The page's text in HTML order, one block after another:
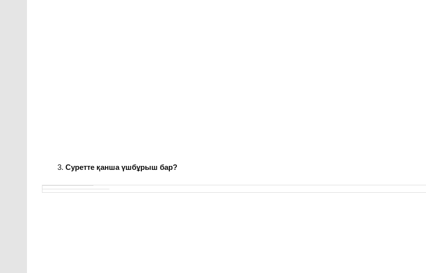
Суретте қанша үшбұрыш бар?